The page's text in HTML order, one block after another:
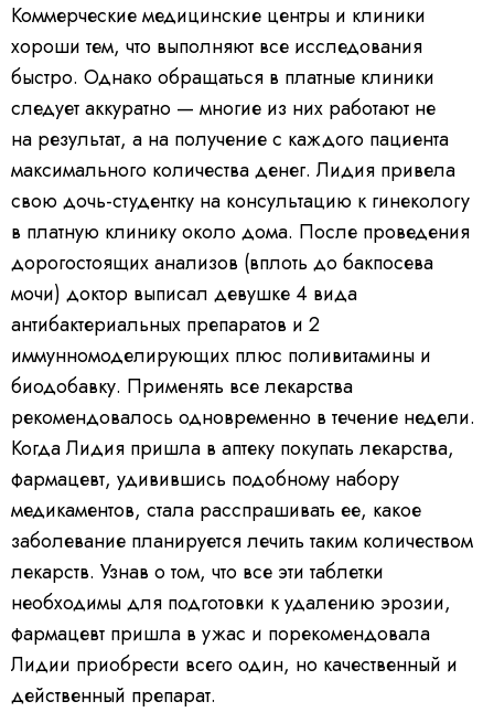
Коммерческие медицинские центры и клиники
хороши тем, что выполняют все исследования
быстро. Однако обращаться в платные клиники
следует аккуратно — многие из них работают не
на результат, а на получение с каждого пациента
максимального количества денег. Лидия привела
свою дочь-студентку на консультацию к гинекологу
в платную клинику около дома. После проведения
дорогостоящих анализов (вплоть до бакпосева
мочи) доктор выписал девушке 4 вида
антибактериальных препаратов и 2
иммунномоделирующих плюс поливитамины и
биодобавку. Применять все лекарства
рекомендовалось одновременно в течение недели.
Когда Лидия пришла в аптеку покупать лекарства,
фармацевт, удивившись подобному набору
медикаментов, стала расспрашивать ее, какое
заболевание планируется лечить таким количеством
лекарств. Узнав о том, что все эти таблетки
необходимы для подготовки к удалению эрозии,
фармацевт пришла в ужас и порекомендовала
Лидии приобрести всего один, но качественный и
действенный препарат.